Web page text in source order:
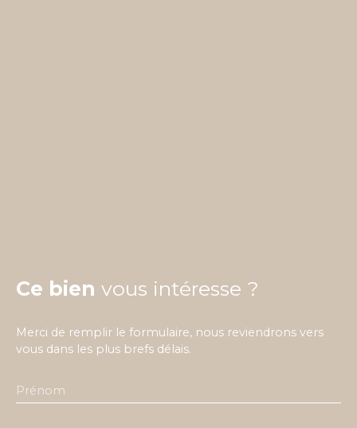
Ce bien vous intéresse ?
Merci de remplir le formulaire, nous reviendrons vers
vous dans les plus brefs délais.
Prénom